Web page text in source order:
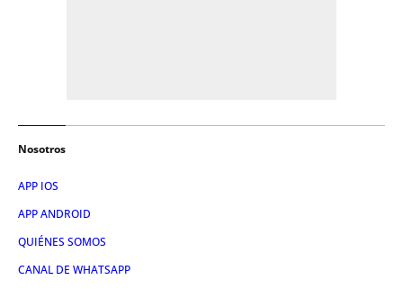
Nosotros
APP IOS
APP ANDROID
QUIÉNES SOMOS
CANAL DE WHATSAPP